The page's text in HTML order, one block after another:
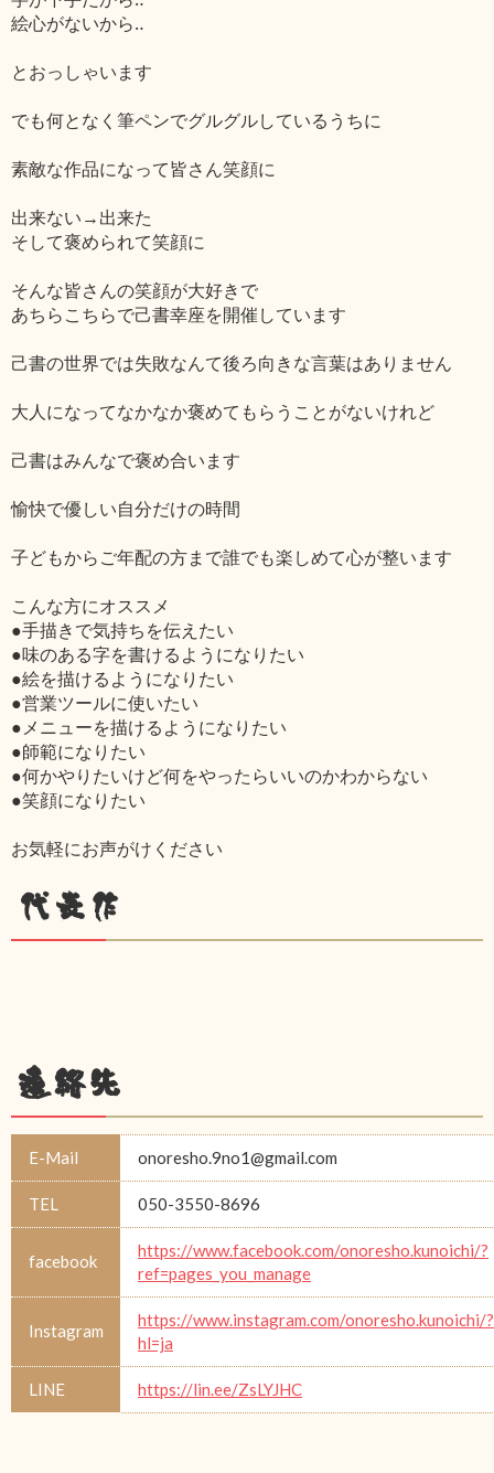
絵心がないから‥
とおっしゃいます
でも何となく筆ペンでグルグルしているうちに
素敵な作品になって皆さん笑顔に
出来ない→出来た
そして褒められて笑顔に
そんな皆さんの笑顔が大好きで
あちらこちらで己書幸座を開催しています
己書の世界では失敗なんて後ろ向きな言葉はありません
大人になってなかなか褒めてもらうことがないけれど
己書はみんなで褒め合います
愉快で優しい自分だけの時間
子どもからご年配の方まで誰でも楽しめて心が整います
こんな方にオススメ
●手描きで気持ちを伝えたい
●味のある字を書けるようになりたい
●絵を描けるようになりたい
●営業ツールに使いたい
●メニューを描けるようになりたい
●師範になりたい
●何かやりたいけど何をやったらいいのかわからない
●笑顔になりたい
お気軽にお声がけください
代表作
連絡先
E-Mail onoresho.9no1@gmail.com
TEL 050-3550-8696
facebook
https://www.facebook.com/onoresho.kunoichi/?
ref=pages_you_manage
Instagram
https://www.instagram.com/onoresho.kunoichi/?
hl=ja
LINE https://lin.ee/ZsLYJHC